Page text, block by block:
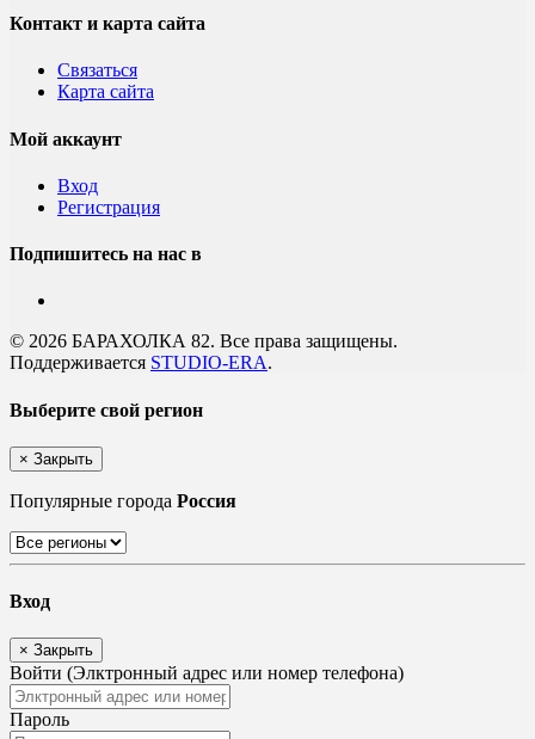
Контакт и карта сайта
Связаться
Карта сайта
Мой аккаунт
Вход
Регистрация
Подпишитесь на нас в
© 2026 БАРАХОЛКА 82. Все права защищены.
Поддерживается STUDIO-ERA.
Выберите свой регион
× Закрыть
Популярные города Россия
Вход
× Закрыть
Войти (Элктронный адрес или номер телефона)
Пароль